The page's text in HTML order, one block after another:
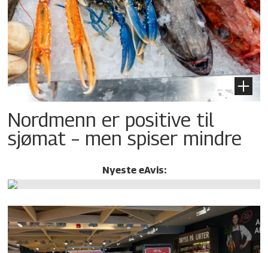
Nordmenn er positive til
sjømat – men spiser mindre
Nyeste eAvis: